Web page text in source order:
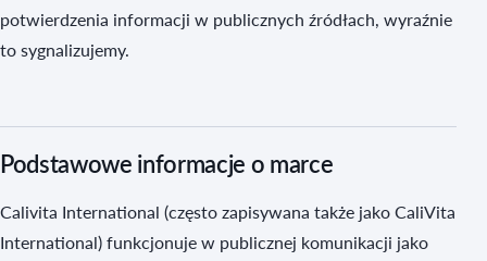
potwierdzenia informacji w publicznych źródłach, wyraźnie
to sygnalizujemy.
Podstawowe informacje o marce
Calivita International (często zapisywana także jako CaliVita
International) funkcjonuje w publicznej komunikacji jako